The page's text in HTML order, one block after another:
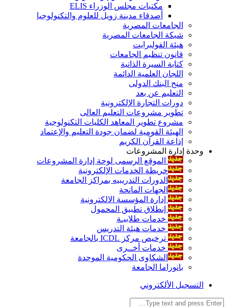
مكتبات مجلس الوزراء ELIS
أصدقاء مدينة زويل للعلوم والتكنولوجيا
الجامعات المصرية
شبكة الجامعات المصرية
هيئة الفولبرايت
قانون تنظيم الجامعات
كتابة السيرة الذاتية
اللجان العلمية الدائمة
منح البنك الدولى
التعليم عن بعد
دورات التجارة الإلكترونية
تطوير مشروعات التعليم العالى
مشروع تطوير المعاهد الكليات التكنولوجية
الهيئة القومية لضمان جودة التعليم والإعتماد
إذاعة القرآن الكريم
وحدة إدارة المشروعات
الموقع الرسمى لوحة إدارة المشروعات
خريطة الخدمات الإلكترونية
الدورات التدريبيه بمراكز الجامعة
الجهات المانحة
إدارة المؤسسة الالكترونية
إنطلاق تطبيق المحمول
خدمات طلابيـة
خدمات هيئة التدريس
ترخيص مركز ICDL بالجامعة
خدمات أخــرى
الشكاوى الحكومية الموحدة
بانوراما الجامعة
التسجيل الألكتروني